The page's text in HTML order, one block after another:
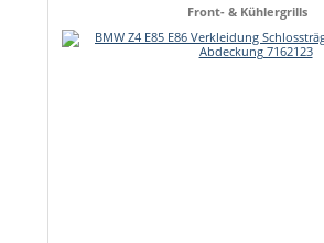
Front- & Kühlergrills